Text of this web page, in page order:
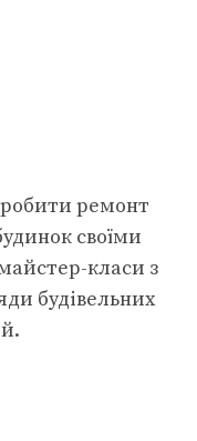
ремонт
своїми
класи з
будівельних